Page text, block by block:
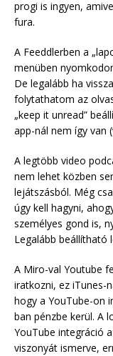
progi is ingyen,
fura.
A Feeddlerben a
menüben
De legalább ha
folytathatom az
„keep it unread”
app-nál nem így van
A legtöbb video
nem lehet közben
lejátszásból. Még
úgy kell hagyni,
személyes gond is,
Legalább beállítható
A Miro-val Youtube
iratkozni, ez iTunes-
hogy a YouTube-on
ban pénzbe kerül. A
YouTube integráció
viszonyát ismerve,